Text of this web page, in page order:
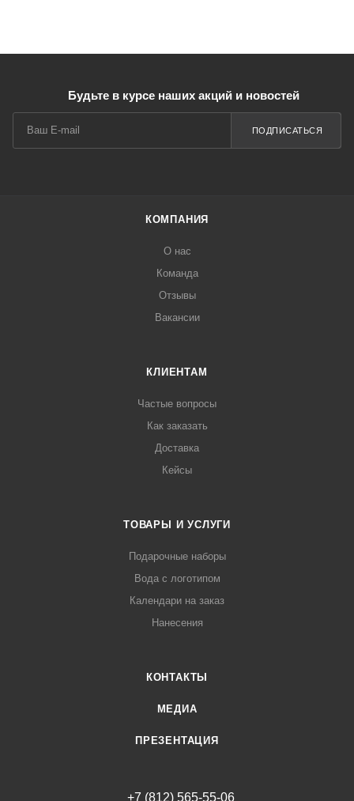
Будьте в курсе наших акций и новостей
ПОДПИСАТЬСЯ
КОМПАНИЯ
О нас
Команда
Отзывы
Вакансии
КЛИЕНТАМ
Частые вопросы
Как заказать
Доставка
Кейсы
ТОВАРЫ И УСЛУГИ
Подарочные наборы
Вода с логотипом
Календари на заказ
Нанесения
КОНТАКТЫ
МЕДИА
ПРЕЗЕНТАЦИЯ
+7 (812) 565-55-06